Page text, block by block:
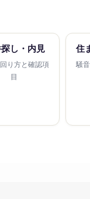
し・内見
り方と確認項
目
住
騒